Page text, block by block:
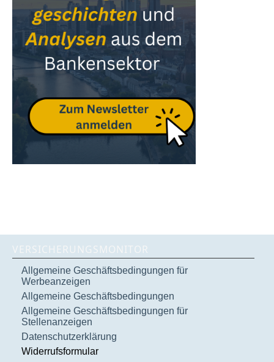
VERSICHERUNGSMONITOR
Allgemeine Geschäftsbedingungen für
Werbeanzeigen
Allgemeine Geschäftsbedingungen
Allgemeine Geschäftsbedingungen für
Stellenanzeigen
Datenschutzerklärung
Widerrufsformular